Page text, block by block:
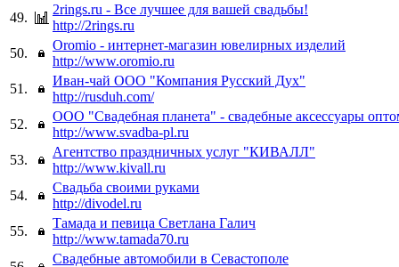
49.
2rings.ru - Все лучшее для вашей свадьбы!
http://2rings.ru
50.
Oromio - интернет-магазин ювелирных изделий
http://www.oromio.ru
51.
Иван-чай ООО "Компания Русский Дух"
http://rusduh.com/
52.
ООО "Свадебная планета" - свадебные аксессуары
http://www.svadba-pl.ru
53.
Агентство праздничных услуг "КИВАЛЛ"
http://www.kivall.ru
54.
Свадьба своими руками
http://divodel.ru
55.
Тамада и певица Светлана Галич
http://www.tamada70.ru
Свадебные автомобили в Севастополе